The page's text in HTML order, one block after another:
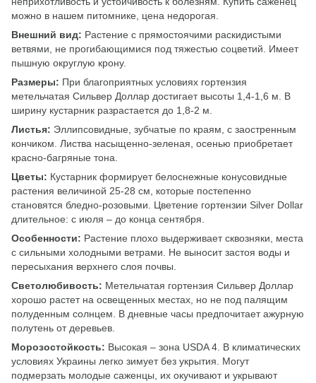
можно в нашем питомнике, цена недорогая.
Внешний вид: Растение с прямостоячими раскидистыми
ветвями, не прогибающимися под тяжестью соцветий. Имеет
пышную округлую крону.
Размеры: При благоприятных условиях гортензия
метельчатая Сильвер Доллар достигает высоты 1,4-1,6 м. В
ширину кустарник разрастается до 1,8-2 м.
Листья: Эллипсовидные, зубчатые по краям, с заостренным
кончиком. Листва насыщенно-зеленая, осенью приобретает
красно-багряные тона.
Цветы: Кустарник формирует белоснежные конусовидные
растения величиной 25-28 см, которые постепенно
становятся бледно-розовыми. Цветение гортензии Silver Dollar
длительное: с июля – до конца сентября.
Особенности: Растение плохо выдерживает сквозняки, места
с сильными холодными ветрами. Не выносит застоя воды и
пересыхания верхнего слоя почвы.
Светолюбивость: Метельчатая гортензия Сильвер Доллар
хорошо растет на освещенных местах, но не под палящим
полуденным солнцем. В дневные часы предпочитает ажурную
полутень от деревьев.
Морозостойкость: Высокая – зона USDA 4. В климатических
условиях Украины легко зимует без укрытия. Могут
подмерзать молодые саженцы, их окучивают и укрывают